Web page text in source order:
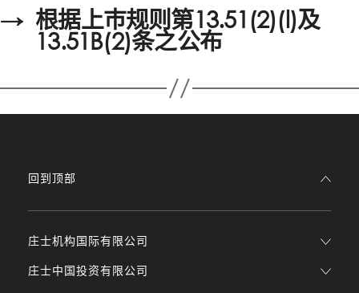
→ 根据上巿规则第13.51(2)(l)及
13.51B(2)条之公布
庄士机构国际有限公司
庄士中国投资有限公司
回到顶部